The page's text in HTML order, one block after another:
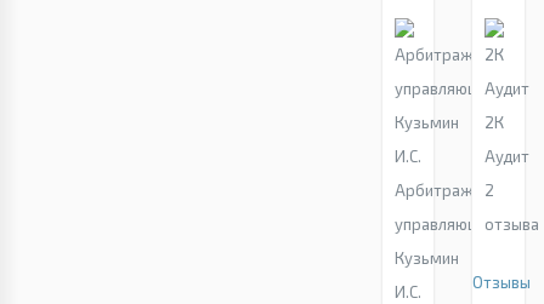
Арбитражный
управляющий
Кузьмин
И.С.
2К
Аудит
2
отзыва
Отзывы